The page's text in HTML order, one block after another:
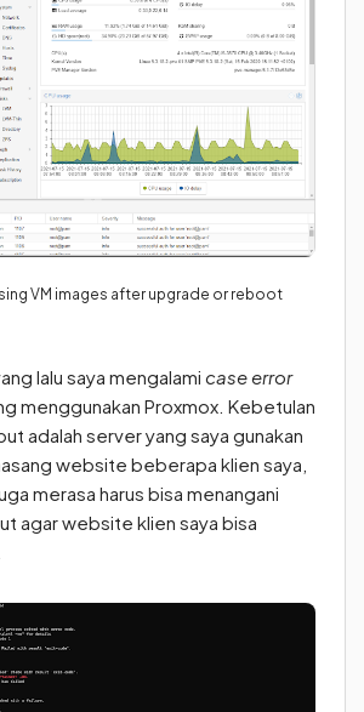
VM images after upgrade or reboot
lalu saya mengalami case error
menggunakan Proxmox. Kebetulan
adalah server yang saya gunakan
website beberapa klien saya,
merasa harus bisa menangani
agar website klien saya bisa